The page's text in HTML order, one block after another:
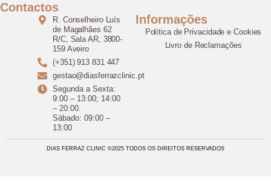
Informações
Política de Privacidade e Cookies
Livro de Reclamações
Contactos
R. Conselheiro Luís
de Magalhães 62
R/C, Sala AR, 3800-
159 Aveiro
(+351) 913 831 447
gestao@diasferrazclinic.pt
Segunda a Sexta:
9:00 – 13:00; 14:00
– 20:00.
Sábado: 09:00 –
13:00
DIAS FERRAZ CLINIC ©2025 TODOS OS DIREITOS RESERVADOS